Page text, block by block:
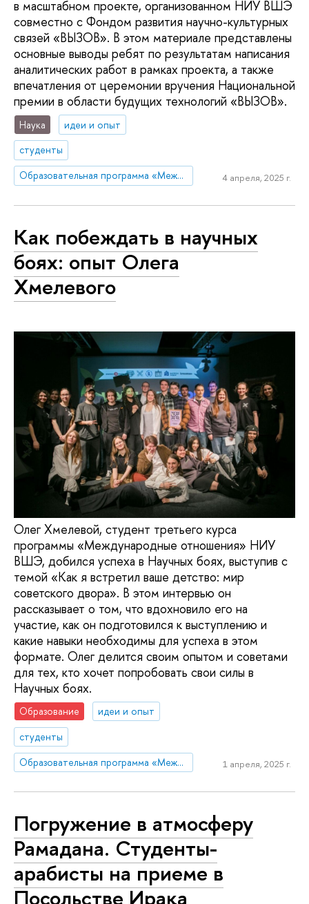
в масштабном проекте, организованном НИУ ВШЭ
совместно с Фондом развития научно-культурных
связей «ВЫЗОВ». В этом материале представлены
основные выводы ребят по результатам написания
аналитических работ в рамках проекта, а также
впечатления от церемонии вручения Национальной
премии в области будущих технологий «ВЫЗОВ».
Наука
идеи и опыт
студенты
Образовательная программа «Международные отношения»
4 апреля, 2025 г.
Как побеждать в научных
боях: опыт Олега
Хмелевого
Олег Хмелевой, студент третьего курса
программы «Международные отношения» НИУ
ВШЭ, добился успеха в Научных боях, выступив с
темой «Как я встретил ваше детство: мир
советского двора». В этом интервью он
рассказывает о том, что вдохновило его на
участие, как он подготовился к выступлению и
какие навыки необходимы для успеха в этом
формате. Олег делится своим опытом и советами
для тех, кто хочет попробовать свои силы в
Научных боях.
Образование
идеи и опыт
студенты
Образовательная программа «Международные отношения»
1 апреля, 2025 г.
Погружение в атмосферу
Рамадана. Студенты-
арабисты на приеме в
Посольстве Ирака